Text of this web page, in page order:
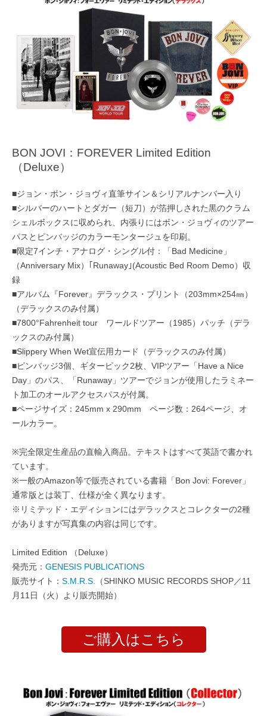
BON JOVI：FOREVER Limited Edition
（Deluxe）
■ジョン・ボン・ジョヴィ直筆サイン＆シリアルナンバー入り
■シルバーのハートとダガー（短刀）が箔押しされた黒のクラム
シェルボックスに収められ、内張りにはボン・ジョヴィのツアー
パスとピンバッジのカラーモンタージュを印刷。
■限定7インチ・アナログ・シングル付：「Bad Medicine」
（Anniversary Mix）｢Runaway｣(Acoustic Bed Room Demo）収
録
■アルバム『Forever』デラックス・プリント（203mm×254㎜）
（デラックスのみ付属）
■7800°Fahrenheit tour ワールドツアー（1985）パッチ（デラ
ックスのみ付属）
■Slippery When Wet宣伝用カード（デラックスのみ付属）
■ピンバッジ3個、ギターピック2枚、VIPツアー「Have a Nice
Day」のパス、「Runaway」ツアーでジョンが使用したラミネー
ト加工のオールアクセスパスが付属。
■ページサイズ：245mm x 290mm ページ数：264ページ、オ
ールカラー。
※完全限定生産品の直輸入商品。テキストはすべて英語で書かれ
ています。
※一般のAmazon等で販売されている書籍「Bon Jovi: Forever」
通常版とは装丁、仕様が全く異なります。
※リミテッド・エディションにはデラックスとコレクターの2種
がありますが写真集の内容は同じです。
Limited Edition （Deluxe）
発売元： GENESIS PUBLICATIONS
販売サイト： S.M.R.S. （SHINKO MUSIC RECORDS SHOP／11
月11日（火）より販売開始）
ご購入はこちら